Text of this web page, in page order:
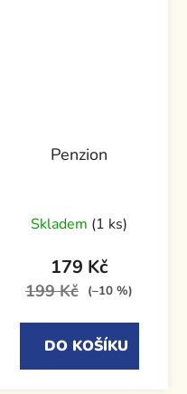
Penzion
Skladem (1 ks)
179 Kč
199 Kč (–10 %)
DO KOŠÍKU